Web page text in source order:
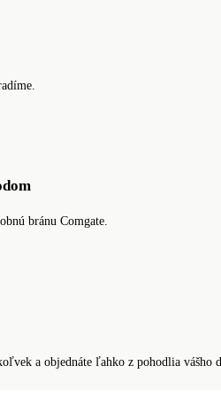
bránu Comgate.
a objednáte ľahko z pohodlia vášho